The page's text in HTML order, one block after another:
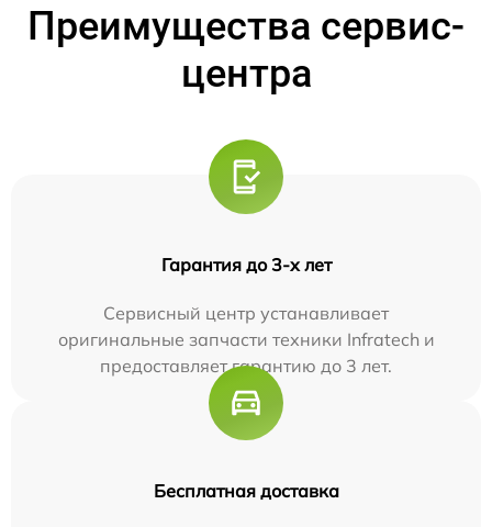
Преимущества сервис-
центра
Гарантия до 3-х лет
Сервисный центр устанавливает
оригинальные запчасти техники Infratech и
предоставляет гарантию до 3 лет.
Бесплатная доставка